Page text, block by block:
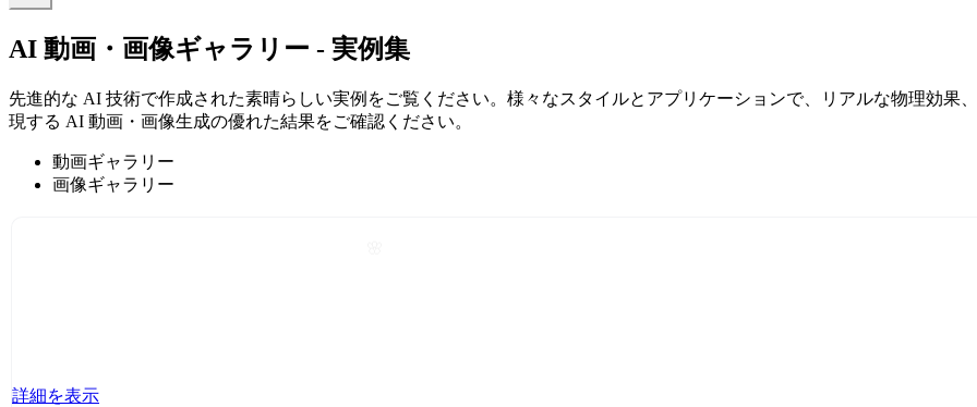
AI 動画・画像ギャラリー - 実例集
先進的な AI 技術で作成された素晴らしい実例をご覧ください。様々なスタイルとアプリケーションで、リアルな物理効果
現する AI 動画・画像生成の優れた結果をご確認ください。
動画ギャラリー
画像ギャラリー
詳細を表示